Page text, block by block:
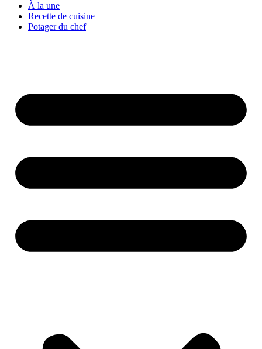
À la une
Recette de cuisine
Potager du chef